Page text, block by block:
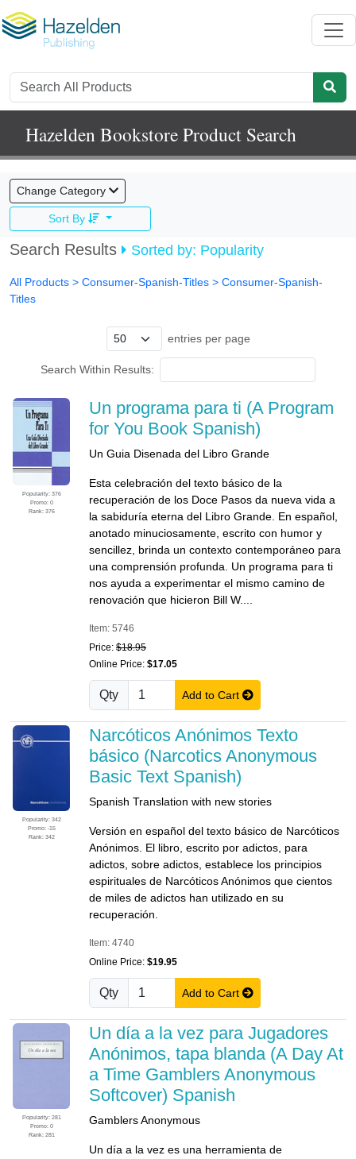
Hazelden Bookstore Product Search
Change Category
Sort By
Search Results Sorted by: Popularity
All Products > Consumer-Spanish-Titles > Consumer-Spanish-
Titles
entries per page
Search Within Results:
Popularity: 376
Promo: 0
Rank: 376
Un programa para ti (A Program
for You Book Spanish)
Un Guia Disenada del Libro Grande
Esta celebración del texto básico de la
recuperación de los Doce Pasos da nueva vida a
la sabiduría eterna del Libro Grande. En español,
anotado minuciosamente, escrito con humor y
sencillez, brinda un contexto contemporáneo para
una comprensión profunda. Un programa para ti
nos ayuda a experimentar el mismo camino de
renovación que hicieron Bill W....
Item: 5746
Price: $18.95
Online Price: $17.05
Qty Add to Cart
Popularity: 342
Promo: -15
Rank: 342
Narcóticos Anónimos Texto
básico (Narcotics Anonymous
Basic Text Spanish)
Spanish Translation with new stories
Versión en español del texto básico de Narcóticos
Anónimos. El libro, escrito por adictos, para
adictos, sobre adictos, establece los principios
espirituales de Narcóticos Anónimos que cientos
de miles de adictos han utilizado en su
recuperación.
Item: 4740
Online Price: $19.95
Qty Add to Cart
Popularity: 281
Promo: 0
Rank: 281
Un día a la vez para Jugadores
Anónimos, tapa blanda (A Day At
a Time Gamblers Anonymous
Softcover) Spanish
Gamblers Anonymous
Un día a la vez es una herramienta de